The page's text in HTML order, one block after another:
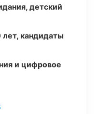
детский
кандидаты
и цифровое